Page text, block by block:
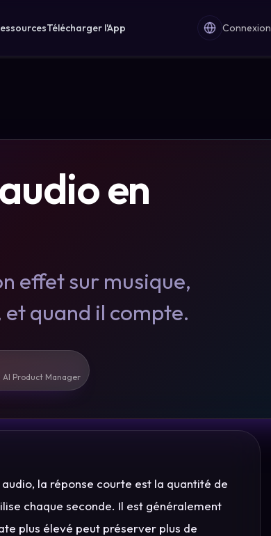
Télécharger l'App Connexion
en
effet sur musique,
quand il compte.
Product Manager
la réponse courte est la quantité de
chaque seconde. Il est généralement
plus élevé peut préserver plus de